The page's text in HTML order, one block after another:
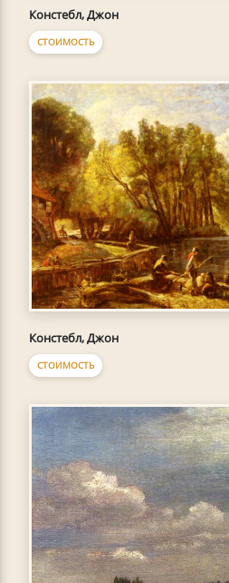
Констебл, Джон
СТОИМОСТЬ
Констебл, Джон
СТОИМОСТЬ